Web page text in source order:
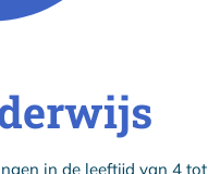
in de leeftijd van 4